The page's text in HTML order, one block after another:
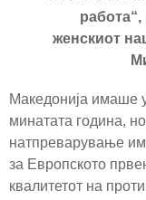
женскиот
Македонија имаше
минатата година,
натпреварување
за Европското
квалитетот на